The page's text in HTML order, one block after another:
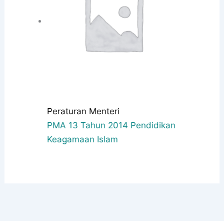
Peraturan Menteri
PMA 13 Tahun 2014 Pendidikan
Keagamaan Islam